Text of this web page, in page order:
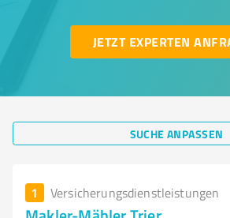
JETZT EXPERTEN
SUCHE ANPASSEN
1 Versicherungsdienstleistungen